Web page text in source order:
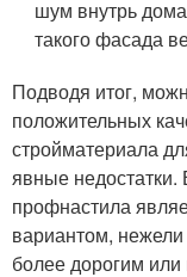
шум внутрь
такого фасада
Подводя итог,
положительных
стройматериала
явные недостатки.
профнастила
вариантом,
более дорогим